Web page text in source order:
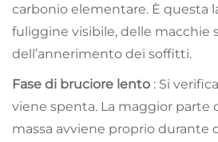
carbonio elementare. È questa
fuliggine visibile, delle macchie
dell’annerimento dei soffitti.
Fase di bruciore lento : Si
viene spenta. La maggior parte
massa avviene proprio durante